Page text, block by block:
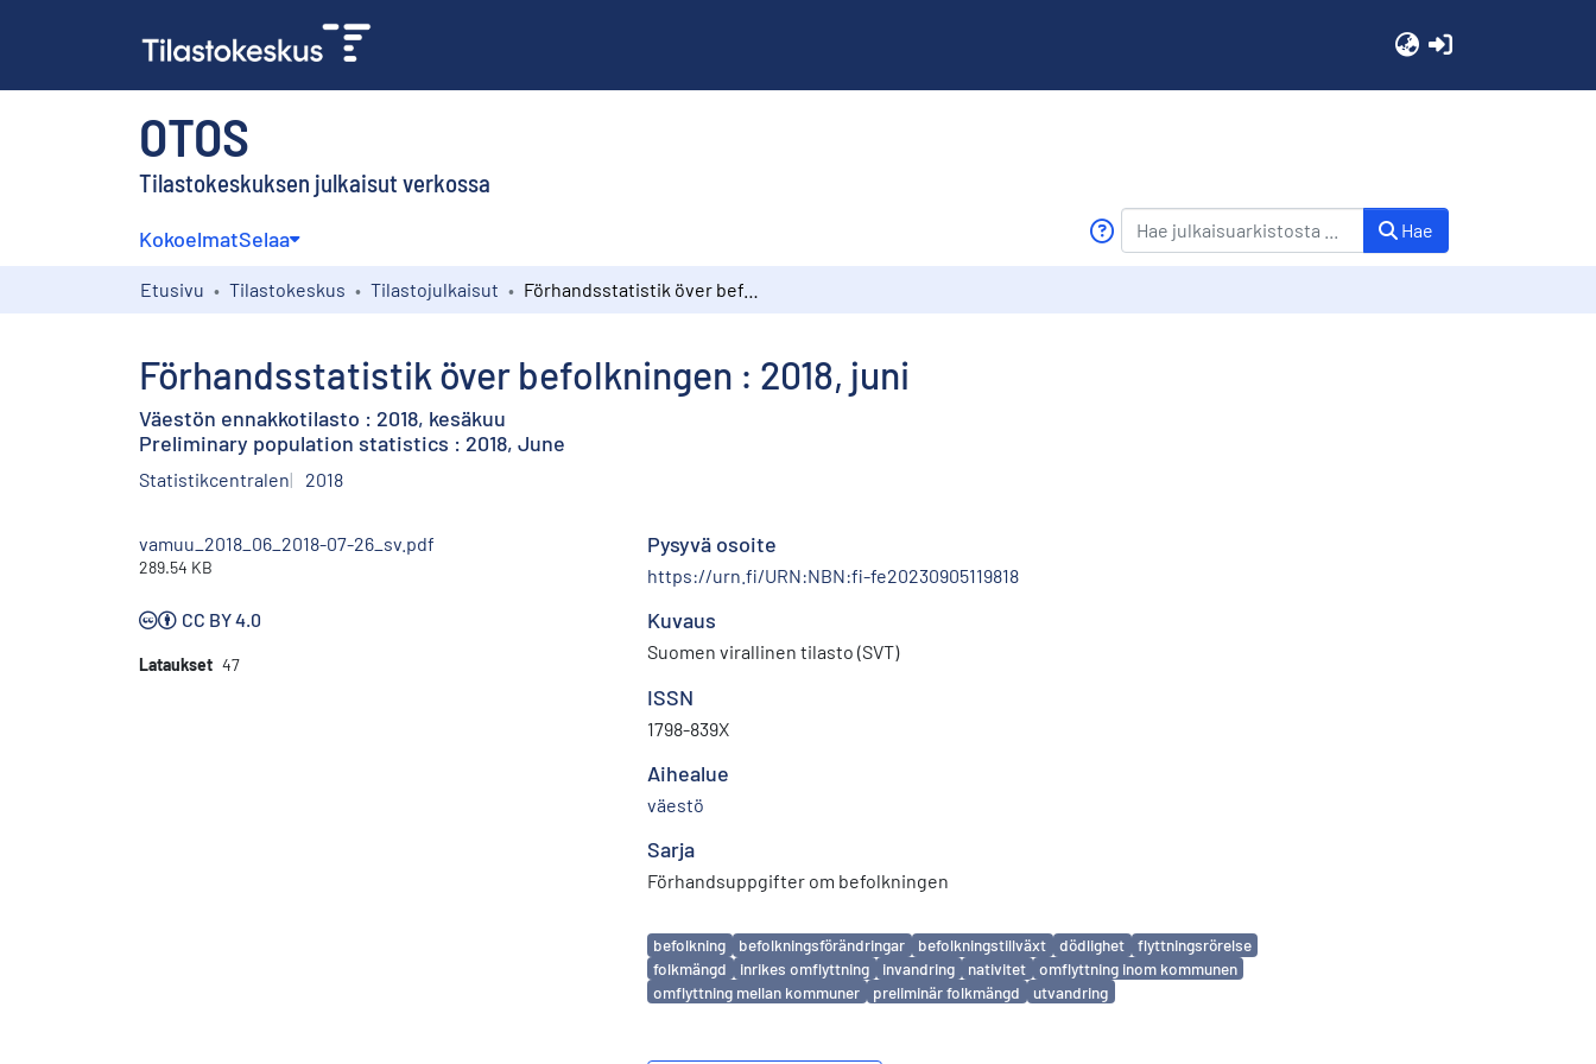
OTOS
Tilastokeskuksen julkaisut verkossa
KokoelmatSelaa Hae
Etusivu Tilastokeskus Tilastojulkaisut
Förhandsstatistik över befolkningen : 2018, juni
Väestön ennakkotilasto : 2018, kesäkuu
Preliminary population statistics : 2018, June
Statistikcentralen 2018
vamuu_2018_06_2018-07-26_sv.pdf
289.54 KB
CC BY 4.0
Lataukset 47
Pysyvä osoite
https://urn.fi/URN:NBN:fi-fe20230905119818
Kuvaus
Suomen virallinen tilasto (SVT)
ISSN
1798-839X
Aihealue
väestö
Sarja
Förhandsuppgifter om befolkningen
Avainsanat
befolkning befolkningsförändringar befolkningstillväxt dödlighet
flyttningsrörelse
folkmängd
inrikes omflyttning invandring nativitet
omflyttning inom kommunen
omflyttning mellan kommuner
preliminär folkmängd utvandring